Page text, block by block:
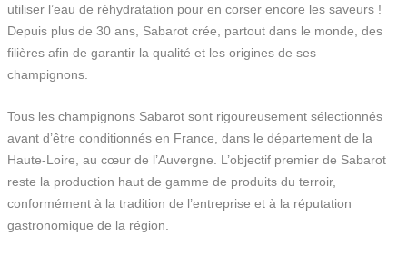
utiliser l’eau de réhydratation pour en corser encore les saveurs !
Depuis plus de 30 ans, Sabarot crée, partout dans le monde, des
filières afin de garantir la qualité et les origines de ses
champignons.
Tous les champignons Sabarot sont rigoureusement sélectionnés
avant d’être conditionnés en France, dans le département de la
Haute-Loire, au cœur de l’Auvergne. L’objectif premier de Sabarot
reste la production haut de gamme de produits du terroir,
conformément à la tradition de l’entreprise et à la réputation
gastronomique de la région.